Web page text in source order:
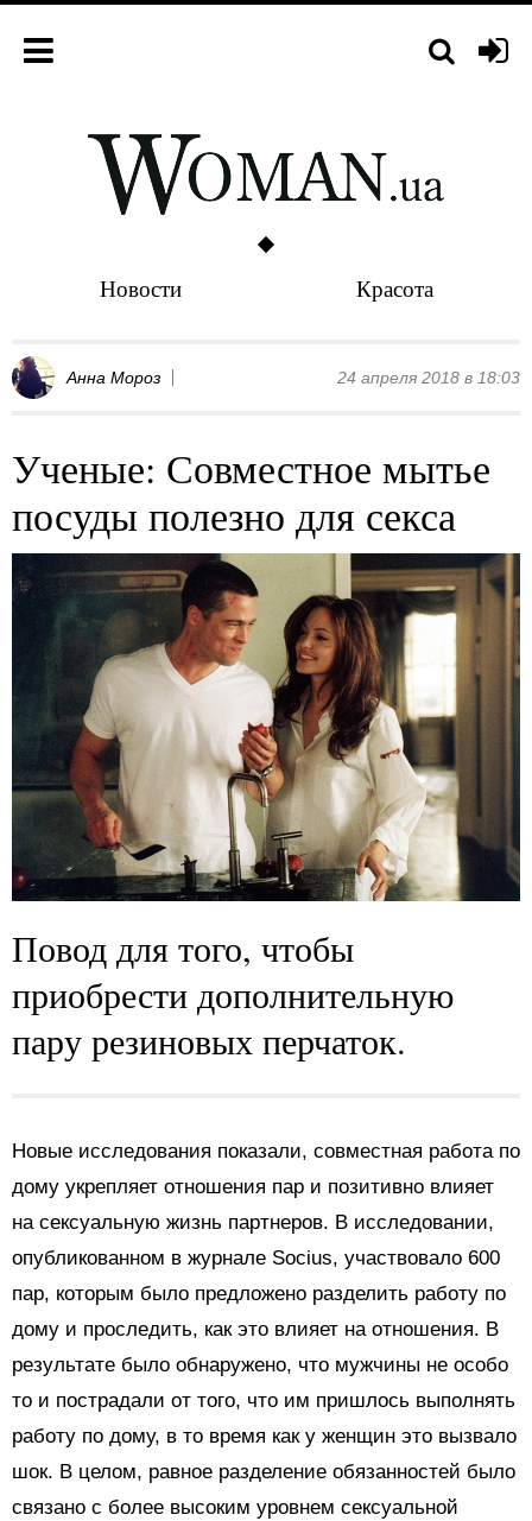
Новости Красота
Анна Мороз 24 апреля 2018 в 18:03
Ученые: Совместное мытье
посуды полезно для секса
Повод для того, чтобы
приобрести дополнительную
пару резиновых перчаток.
Новые исследования показали, совместная работа по
дому укрепляет отношения пар и позитивно влияет
на сексуальную жизнь партнеров. В исследовании,
опубликованном в журнале Socius, участвовало 600
пар, которым было предложено разделить работу по
дому и проследить, как это влияет на отношения. В
результате было обнаружено, что мужчины не особо
то и пострадали от того, что им пришлось выполнять
работу по дому, в то время как у женщин это вызвало
шок. В целом, равное разделение обязанностей было
связано с более высоким уровнем сексуальной